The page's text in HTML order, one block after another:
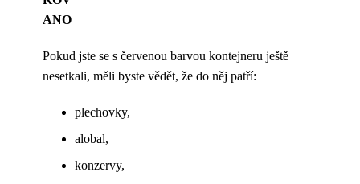
ANO
Pokud jste se s červenou barvou kontejneru ještě
nesetkali, měli byste vědět, že do něj patří:
plechovky,
alobal,
konzervy,